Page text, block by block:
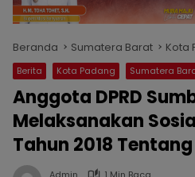
Beranda Sumatera Barat Kota
Berita Kota Padang Sumatera
Anggota DPRD
Melaksanakan
Tahun 2018
Admin
1 Min Baca